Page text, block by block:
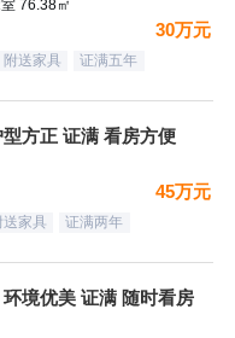
76.38㎡
30万元
附送家具 证满五年
方正 证满 看房方便
45万元
送家具 证满两年
境优美 证满 随时看房